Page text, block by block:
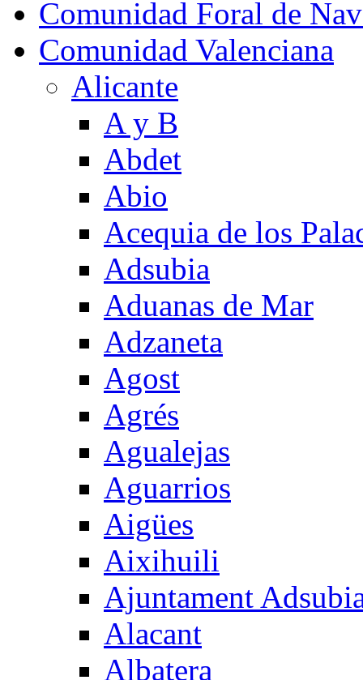
Comunidad Foral de
Comunidad Valenciana
Alicante
A y B
Abdet
Abio
Acequia de los
Adsubia
Aduanas de Mar
Adzaneta
Agost
Agrés
Agualejas
Aguarrios
Aigües
Aixihuili
Ajuntament
Alacant
Albatera